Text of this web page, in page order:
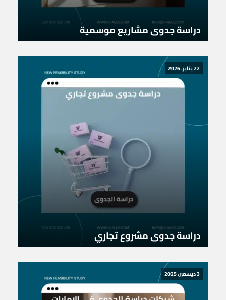
دراسة جدوى مشاريع موسمية
22 يناير، 2026
دراسة جدوى مشروع تجاري
3 ديسمبر، 2025